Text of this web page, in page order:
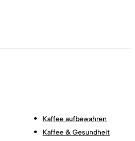
Kaffee aufbewahren
Kaffee & Gesundheit